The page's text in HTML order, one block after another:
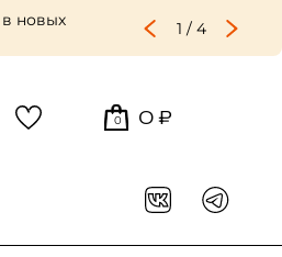
новых
1 / 4
0 0 ₽